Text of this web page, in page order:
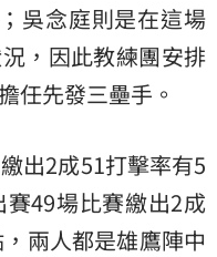
吳念庭則是在這場
，因此教練團安排
任先發三壘手。
出2成51打擊率有5
49場比賽繳出2成
兩人都是雄鷹陣中